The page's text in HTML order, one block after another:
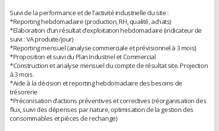
Suivi de la performance et de l’activité industrielle du site :
*Reporting hebdomadaire (production, RH, qualité, achats)
*Elaboration d’un résultat d’exploitation hebdomadaire (indicateur de
suivi : VA produite/jour)
*Reporting mensuel (analyse commerciale et prévisionnel à 3 mois)
*Proposition et suivi du Plan Industriel et Commercial
*Construction et analyse mensuel du compte de résultat site. Projection
à 3 mois.
*Aide à la décision et reporting hebdomadaire des besoins de
trésorerie
*Préconisation d’actions préventives et correctives (réorganisation des
flux, suivi des dépenses par nature, optimisation de la gestion des
consommables et pièces de rechange)